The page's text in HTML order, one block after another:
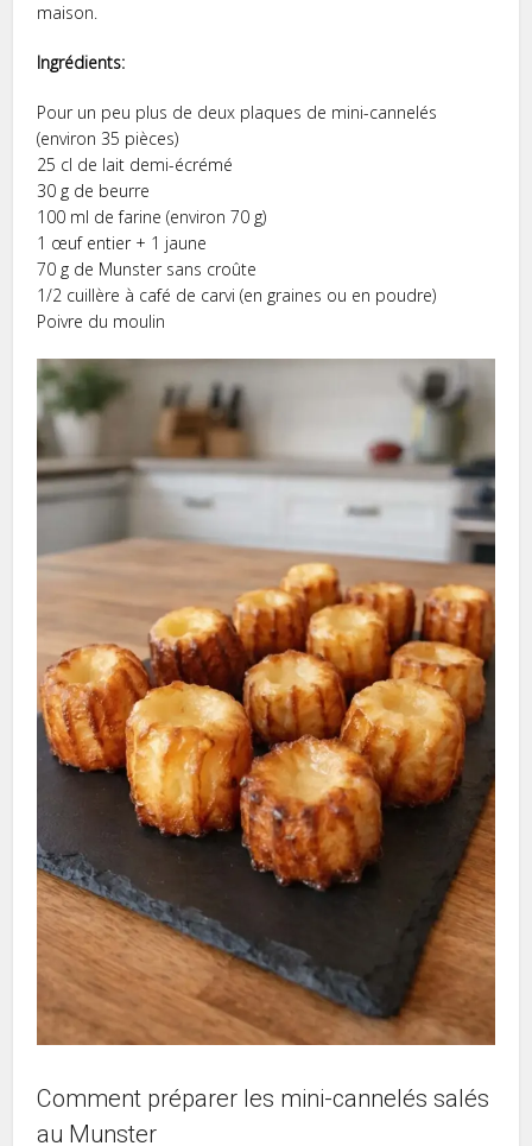
maison.
Ingrédients:
Pour un peu plus de deux plaques de mini-cannelés
(environ 35 pièces)
25 cl de lait demi-écrémé
30 g de beurre
100 ml de farine (environ 70 g)
1 œuf entier + 1 jaune
70 g de Munster sans croûte
1/2 cuillère à café de carvi (en graines ou en poudre)
Poivre du moulin
Comment préparer les mini-cannelés salés
au Munster